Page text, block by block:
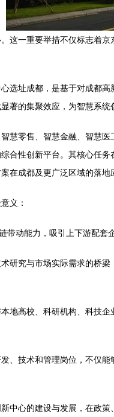
这一重要举措不仅标志着
选址成都，是基于对成都
著的集聚效应，为智慧系统
慧零售、智慧金融、智慧
合性创新平台。其核心任
在成都及更广泛区域的落地
义：
带动能力，吸引上下游配
研究与市场实际需求的桥
地高校、科研机构、科技
、技术和管理岗位，不仅
中心的建设与发展，在政